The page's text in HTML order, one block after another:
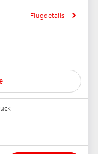
Flugdetails